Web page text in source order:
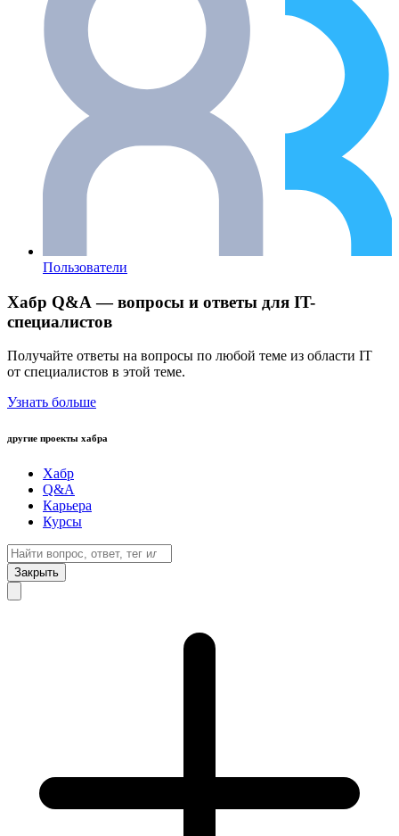
Пользователи
Хабр Q&A — вопросы и ответы для IT-
специалистов
Получайте ответы на вопросы по любой теме из области IT
от специалистов в этой теме.
Узнать больше
другие проекты хабра
Хабр
Q&A
Карьера
Курсы
Закрыть